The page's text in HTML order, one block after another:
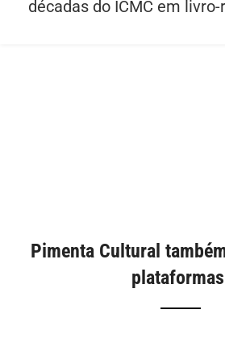
décadas do ICMC em
Pimenta Cultural